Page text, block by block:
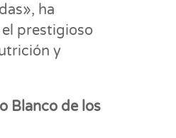
ha
prestigioso
y
Blanco de los